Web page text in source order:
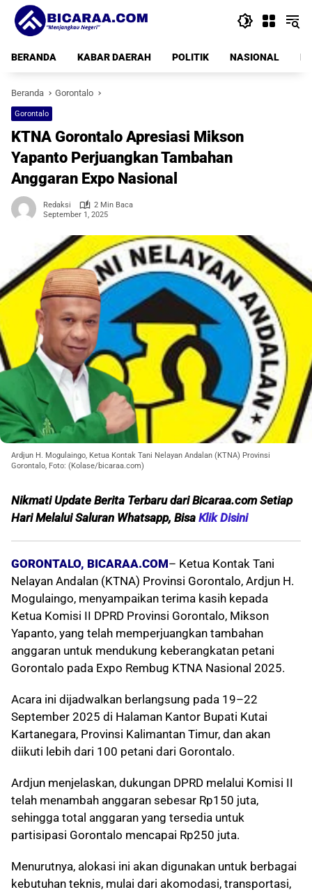
Langsung
konten
BERANDA
KABAR DAERAH POLITIK NASIONAL
Beranda Gorontalo
Gorontalo
KTNA Gorontalo Apresiasi Mikson
Yapanto Perjuangkan Tambahan
Anggaran Expo Nasional
Redaksi
2 Min Baca
September 1, 2025
Ardjun H. Mogulaingo, Ketua Kontak Tani Nelayan Andalan (KTNA) Provinsi
Gorontalo, Foto: (Kolase/bicaraa.com)
Nikmati Update Berita Terbaru dari Bicaraa.com Setiap
Hari Melalui Saluran Whatsapp, Bisa Klik Disini
GORONTALO, BICARAA.COM– Ketua Kontak Tani
Nelayan Andalan (KTNA) Provinsi Gorontalo, Ardjun H.
Mogulaingo, menyampaikan terima kasih kepada
Ketua Komisi II DPRD Provinsi Gorontalo, Mikson
Yapanto, yang telah memperjuangkan tambahan
anggaran untuk mendukung keberangkatan petani
Gorontalo pada Expo Rembug KTNA Nasional 2025.
Acara ini dijadwalkan berlangsung pada 19–22
September 2025 di Halaman Kantor Bupati Kutai
Kartanegara, Provinsi Kalimantan Timur, dan akan
diikuti lebih dari 100 petani dari Gorontalo.
Ardjun menjelaskan, dukungan DPRD melalui Komisi II
telah menambah anggaran sebesar Rp150 juta,
sehingga total anggaran yang tersedia untuk
partisipasi Gorontalo mencapai Rp250 juta.
Menurutnya, alokasi ini akan digunakan untuk berbagai
kebutuhan teknis, mulai dari akomodasi, transportasi,